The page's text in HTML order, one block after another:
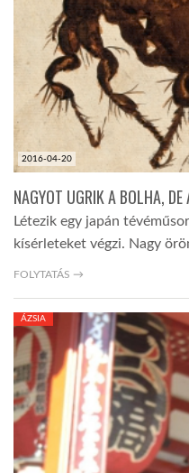
2016-04-20
NAGYOT UGRIK A BOLHA, DE
Létezik egy japán
kísérleteket végzi. Nagy
FOLYTATÁS →
ÁZSIA